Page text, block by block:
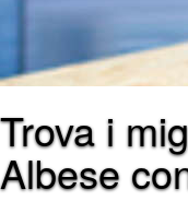
Trova i
Albese